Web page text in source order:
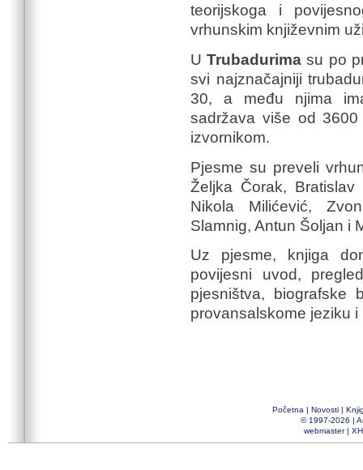
teorijskoga i
vrhunskim književnim
UTrubadurima su po
svi najznačajniji
30, a među njima
sadržava više od
izvornikom.
Pjesme su preveli
Željka Čorak,
Nikola Milićević,
Slamnig, Antun Šoljan i
Uz pjesme, knjiga
povijesni uvod,
pjesništva, biografske
provansalskome jeziku i
Početna | Novosti |
© 1997-2026 |
webmaster|